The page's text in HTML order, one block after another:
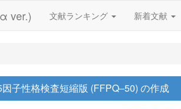
ver.) 文献ランキング 新着文献
因子性格検査短縮版 (FFPQ–50) の作成